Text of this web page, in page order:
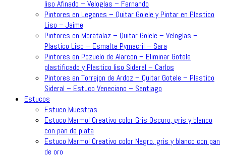
liso Afinado – Veloglas – Fernando
Pintores en Leganes – Quitar Golele y Pintar en Plastico
Liso – Jaime
Pintores en Moratalaz – Quitar Golele – Veloglas –
Plastico Liso – Esmalte Pymacril – Sara
Pintores en Pozuelo de Alarcon – Eliminar Gotele
plastificado y Plastico liso Sideral – Carlos
Pintores en Torrejon de Ardoz – Quitar Gotele – Plastico
Sideral – Estuco Veneciano – Santiago
Estucos
Estuco Muestras
Estuco Marmol Creativo color Gris Oscuro, gris y blanco
con pan de plata
Estuco Marmol Creativo color Negro, gris y blanco con pan
de oro